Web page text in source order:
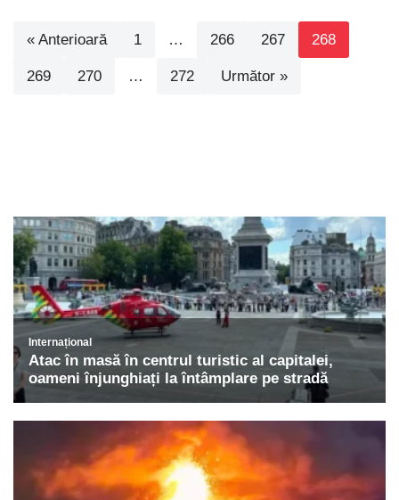
« Anterioară 1 … 266 267 268
269 270 … 272 Următor »